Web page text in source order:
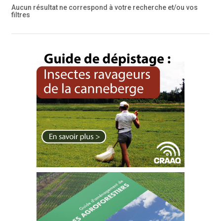
Aucun résultat ne correspond à votre recherche et/ou vos
filtres